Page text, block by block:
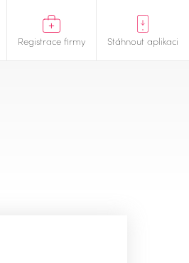
Registrace firmy Stáhnout aplikaci